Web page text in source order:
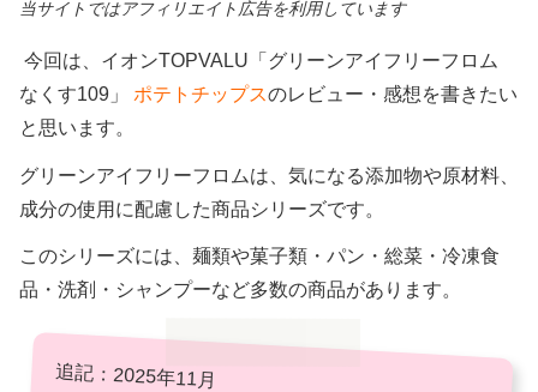
当サイトではアフィリエイト広告を利用しています
今回は、イオンTOPVALU「グリーンアイフリーフロム
なくす109」 ポテトチップスのレビュー・感想を書きたい
と思います。
グリーンアイフリーフロムは、気になる添加物や原材料、
成分の使用に配慮した商品シリーズです。
このシリーズには、麺類や菓子類・パン・総菜・冷凍食
品・洗剤・シャンプーなど多数の商品があります。
追記：2025年11月